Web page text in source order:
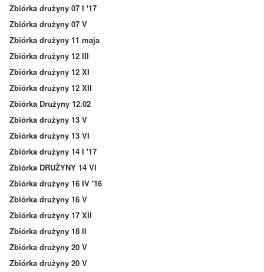
Zbiórka drużyny 07 I '17
Zbiórka drużyny 07 V
Zbiórka drużyny 11 maja
Zbiórka drużyny 12 III
Zbiórka drużyny 12 XI
Zbiórka drużyny 12 XII
Zbiórka Drużyny 12.02
Zbiórka drużyny 13 V
Zbiórka drużyny 13 VI
Zbiórka drużyny 14 I '17
Zbiórka DRUŻYNY 14 VI
Zbiórka drużyny 16 IV '16
Zbiórka drużyny 16 V
Zbiórka drużyny 17 XII
Zbiórka drużyny 18 II
Zbiórka drużyny 20 V
Zbiórka drużyny 20 V